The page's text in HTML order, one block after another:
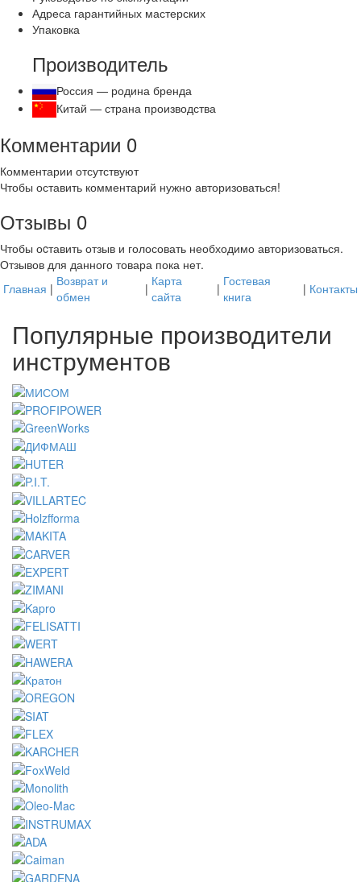
Адреса гарантийных мастерских
Упаковка
Производитель
Россия — родина бренда
Китай — страна производства
Комментарии 0
Комментарии отсутствуют
Чтобы оставить комментарий нужно авторизоваться!
Отзывы 0
Чтобы оcтавить отзыв и голосовать необходимо авторизоваться.
Отзывов для данного товара пока нет.
Главная | Возврат и
обмен
| Карта
сайта
| Гостевая
книга
| Контакты
Популярные производители
инструментов